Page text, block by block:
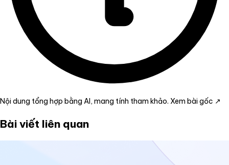
Nội dung tổng hợp bằng AI, mang tính tham khảo. Xem bài gốc ↗
Bài viết liên quan